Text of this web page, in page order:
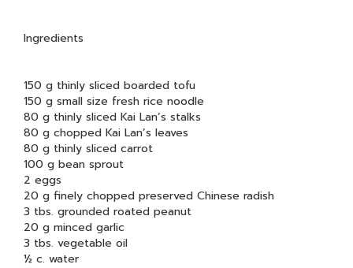
Ingredients
150 g thinly sliced boarded tofu
150 g small size fresh rice noodle
80 g thinly sliced Kai Lan’s stalks
80 g chopped Kai Lan’s leaves
80 g thinly sliced carrot
100 g bean sprout
2 eggs
20 g finely chopped preserved Chinese radish
3 tbs. grounded roated peanut
20 g minced garlic
3 tbs. vegetable oil
½ c. water